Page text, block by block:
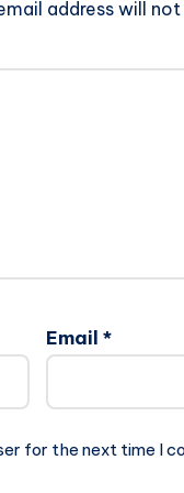
address will
Email *
for the next time I